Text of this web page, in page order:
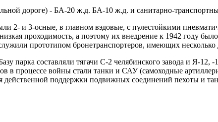
дороге) - БА-20 ж.д. БА-10 ж.д. и санитарно-
2- и 3-осные, в главном вэдовые, с пулестойкими
проходимость, а поэтому их внедрение к 1942 году
прототипом бронетранспортеров, имеющих несколько
парка составляли тягачи С-2 челябинского завода и Я-12, -
в процессе войны стали танки и САУ (самоходные
действенной поддержки подвижных соединений пехоты и